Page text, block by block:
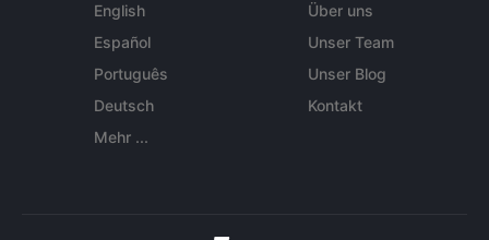
English
Español
Português
Deutsch
Mehr ...
Über uns
Unser Team
Unser Blog
Kontakt